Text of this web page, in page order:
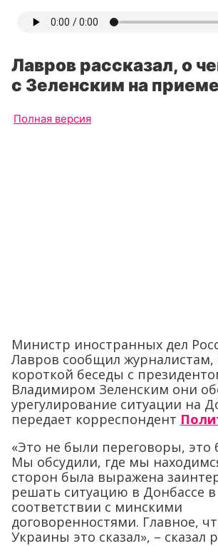
Лавров рассказал, о
с Зеленским на
Полная версия
Министр иностранных дел
Лавров сообщил журналистам,
короткой беседы с
Владимиром Зеленским они
урегулирование ситуации на
передает корреспондент
«Это не были переговоры, это
Мы обсудили, где мы
сторон была выражена
решать ситуацию в Донбассе в
соответствии с минскими
договоренностями. Главное,
Украины это сказал», – сказал